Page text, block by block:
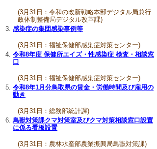
(3月31日：令和の改新戦略本部デジタル局兼行
政体制整備局デジタル改革課)
感染症の集団感染事例等
(3月31日：福祉保健部感染症対策センター)
令和8年度 保健所エイズ・性感染症 検査・相談窓
口
(3月31日：福祉保健部感染症対策センター)
令和8年1月分鳥取県の賃金・労働時間及び雇用の
動き
(3月31日：総務部統計課)
鳥獣対策課クマ対策室及びクマ対策相談窓口設置
に係る看板設置
(3月31日：農林水産部農業振興局鳥獣対策課)